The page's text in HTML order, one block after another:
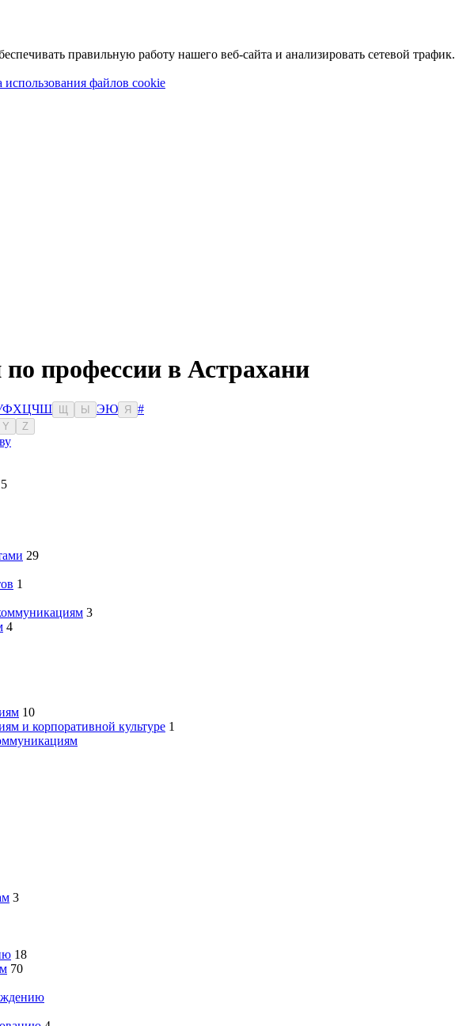
правильную работу нашего веб-сайта и анализировать сетевой трафик.
использования файлов cookie
профессии в Астрахани
ФХЦЧШ Ы ЭЮ Я
#
Y Z
5
29
1
3
4
10
и корпоративной культуре 1
3
18
70